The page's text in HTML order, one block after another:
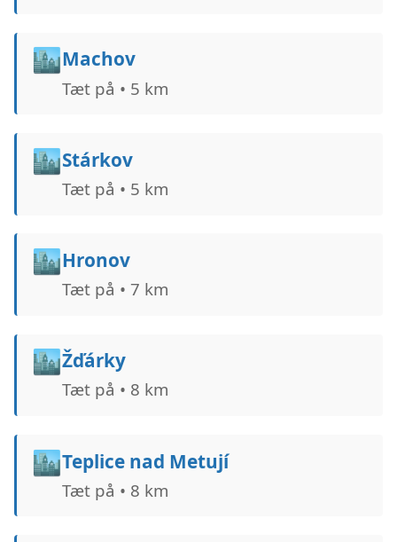
🏙️Machov
Tæt på • 5 km
🏙️Stárkov
Tæt på • 5 km
🏙️Hronov
Tæt på • 7 km
🏙️Žďárky
Tæt på • 8 km
🏙️Teplice nad Metují
Tæt på • 8 km